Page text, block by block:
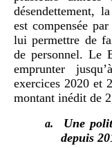
désendettement,
est compensée
lui permettre de
de personnel. Le
emprunter
exercices 2020 et
montant inédit de
a.
Une
depuis